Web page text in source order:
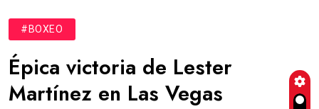
#BOXEO
Épica victoria de Lester
Martínez en Las Vegas